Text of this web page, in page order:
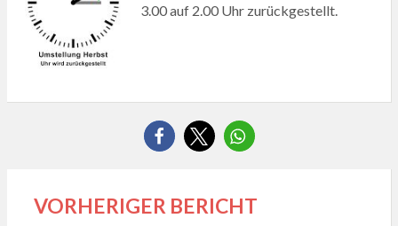
3.00 auf 2.00 Uhr zurückgestellt.
Beitragsnavigation
VORHERIGER BERICHT